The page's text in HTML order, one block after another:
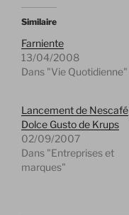
Similaire
Farniente
13/04/2008
Dans "Vie Quotidienne"
Lancement de Nescafé
Dolce Gusto de Krups
02/09/2007
Dans "Entreprises et
marques"